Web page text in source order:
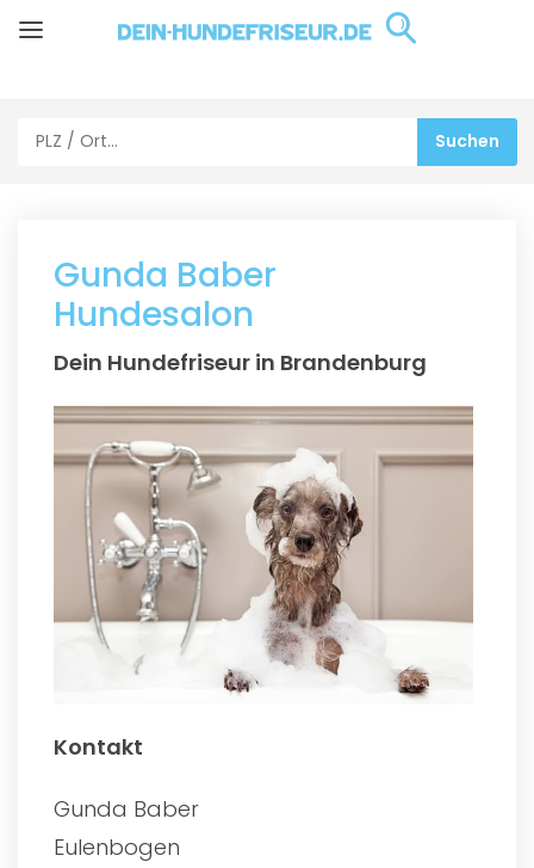
Gunda Baber
Hundesalon
Dein Hundefriseur in Brandenburg
Kontakt
Gunda Baber
Eulenbogen